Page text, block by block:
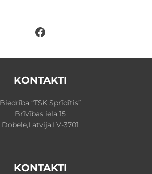
Facebook
KONTAKTI
Biedrība “TSK Sprīdītis”
Brīvības iela 15
Dobele,Latvija,LV-3701
KONTAKTI